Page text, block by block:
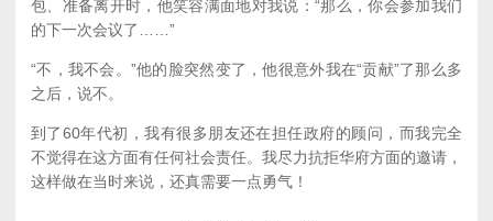
包、准备离开时，他笑容满面地对我说：“那么，你会参加我们
的下一次会议了……”
“不，我不会。”他的脸突然变了，他很意外我在“贡献”了那么多
之后，说不。
到了60年代初，我有很多朋友还在担任政府的顾问，而我完全
不觉得在这方面有任何社会责任。我尽力抗拒华府方面的邀请，
这样做在当时来说，还真需要一点勇气！